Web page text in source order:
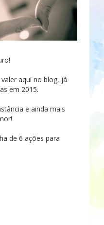
aqui no blog, já
em 2015.
e ainda mais
de 6 ações para